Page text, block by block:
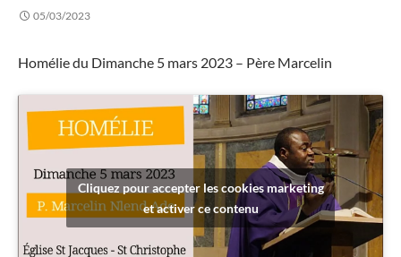
05/03/2023
Homélie du Dimanche 5 mars 2023 – Père Marcelin
Cliquez pour accepter les cookies marketing
et activer ce contenu